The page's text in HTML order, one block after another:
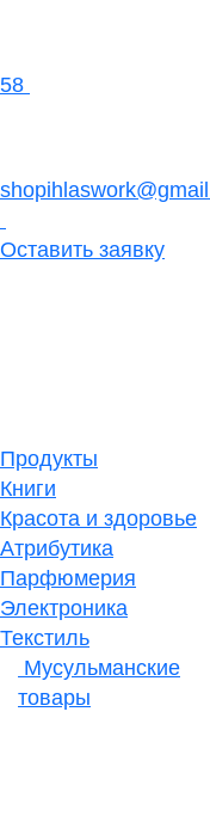
58
Оставить заявку
Продукты
Книги
Красота и здоровье
Атрибутика
Парфюмерия
Электроника
Текстиль
Мусульманские
товары